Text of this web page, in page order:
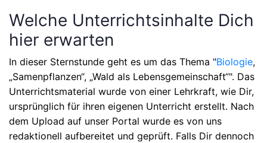
Welche Unterrichtsinhalte Dich
hier erwarten
In dieser Sternstunde geht es um das Thema "Biologie,
„Samenpflanzen“, „Wald als Lebensgemeinschaft“". Das
Unterrichtsmaterial wurde von einer Lehrkraft, wie Dir,
ursprünglich für ihren eigenen Unterricht erstellt. Nach
dem Upload auf unser Portal wurde es von uns
redaktionell aufbereitet und geprüft. Falls Dir dennoch